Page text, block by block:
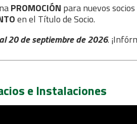
PROMOCIÓN para nuevos socios
en el Título de Socio.
20 de septiembre de 2026.
e Instalaciones